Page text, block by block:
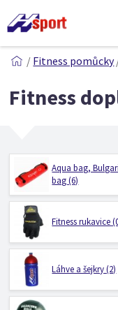
/ Fitness pomůcky
Fitness
Aqua bag,
bag (6)
Fitness rukavice
Láhve a šejkry (2)